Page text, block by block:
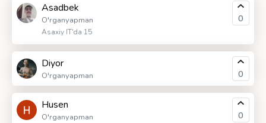
Asadbek
O'rganyapman
Asaxiy IT'da 15
0
Diyor
O'rganyapman 0
Husen
O'rganyapman 0